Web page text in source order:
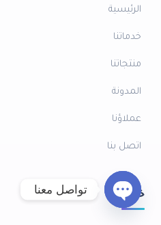
الرئيسية
خدماتنا
منتجاتنا
المدونة
عملاؤنا
اتصل بنا
خدماتنا
تواصل معنا